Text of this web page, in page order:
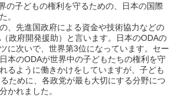
の子どもの権利を守るための、日本の国際
。
、先進国政府による資金や技術協力などの
政府開発援助）と言います。日本のODAの
に次いで、世界第3位になっています。セー
本のODAが世界中の子どもたちの権利を守
るように働きかけをしていますが、子ども
ために、各政党が最も大切にする分野につ
かれました。